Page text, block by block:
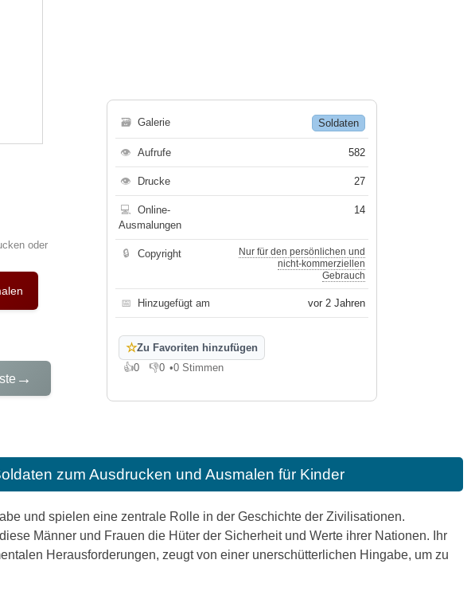
oder
→
🗃 Galerie Soldaten
👁 Aufrufe 582
👁 Drucke 27
💻
Online-
Ausmalungen
14
🔒 Copyright
Nur für den persönlichen und
nicht-kommerziellen
Gebrauch
📅 Hinzugefügt am vor 2 Jahren
☆Zu Favoriten hinzufügen
👍0
Gefällt mir
👎0
Gefällt mir nicht
•0 Stimmen
zum Ausdrucken und Ausmalen für Kinder
und spielen eine zentrale Rolle in der Geschichte der Zivilisationen.
Männer und Frauen die Hüter der Sicherheit und Werte ihrer Nationen. Ihr
Herausforderungen, zeugt von einer unerschütterlichen Hingabe, um zu